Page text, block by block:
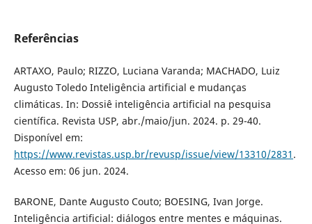
Referências
ARTAXO, Paulo; RIZZO, Luciana Varanda; MACHADO, Luiz
Augusto Toledo Inteligência artificial e mudanças
climáticas. In: Dossiê inteligência artificial na pesquisa
científica. Revista USP, abr./maio/jun. 2024. p. 29-40.
Disponível em:
https://www.revistas.usp.br/revusp/issue/view/13310/2831 .
Acesso em: 06 jun. 2024.
BARONE, Dante Augusto Couto; BOESING, Ivan Jorge.
Inteligência artificial: diálogos entre mentes e máquinas.